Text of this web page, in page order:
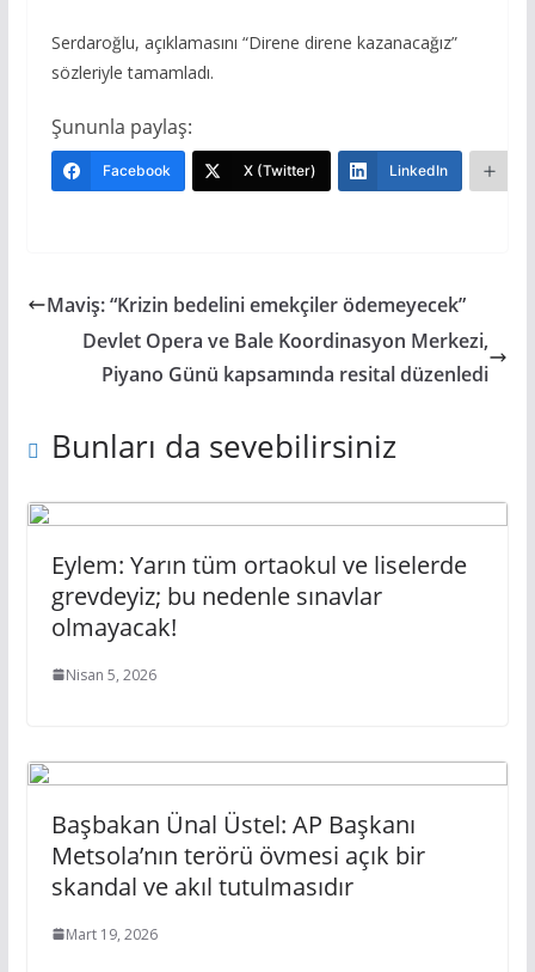
Serdaroğlu, açıklamasını “Direne direne kazanacağız”
sözleriyle tamamladı.
Şununla paylaş:
Facebook X (Twitter) LinkedIn
Maviş: “Krizin bedelini emekçiler ödemeyecek”
Devlet Opera ve Bale Koordinasyon Merkezi,
Piyano Günü kapsamında resital düzenledi
Bunları da sevebilirsiniz
Eylem: Yarın tüm ortaokul ve liselerde
grevdeyiz; bu nedenle sınavlar
olmayacak!
Nisan 5, 2026
Başbakan Ünal Üstel: AP Başkanı
Metsola’nın terörü övmesi açık bir
skandal ve akıl tutulmasıdır
Mart 19, 2026